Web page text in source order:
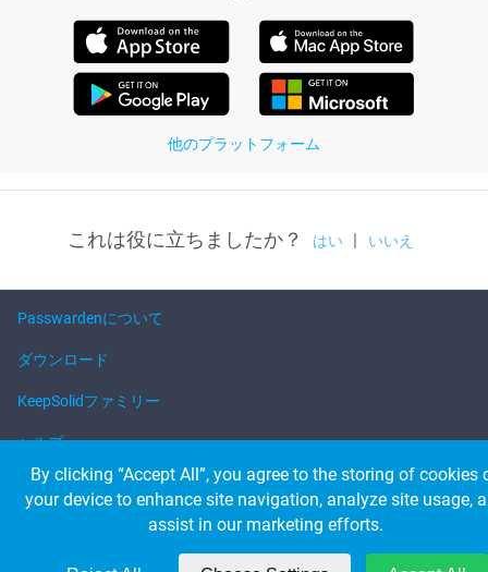
他のプラットフォーム
これは役に立ちましたか？ はい | いいえ
Passwardenについて
ダウンロード
KeepSolidファミリー
ヘルプ
© 2026 KeepSolid Inc. 無断複製禁止。
すべての製品名・ロゴ・ブランドの所有権は、該当する所有者に帰属しま
す。
By clicking “Accept All”, you agree to the storing of cookies
your device to enhance site navigation, analyze site usage,
assist in our marketing efforts.